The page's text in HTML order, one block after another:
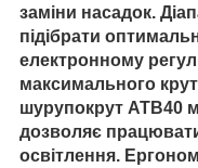
заміни насадок.
підібрати
електронному
максимального
шурупокрут АТВ40
дозволяє
освітлення.